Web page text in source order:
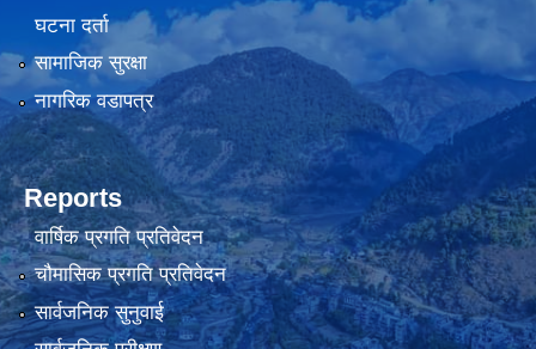
घटना दर्ता
सामाजिक सुरक्षा
नागरिक वडापत्र
Reports
वार्षिक प्रगति प्रतिवेदन
चौमासिक प्रगति प्रतिवेदन
सार्वजनिक सुनुवाई